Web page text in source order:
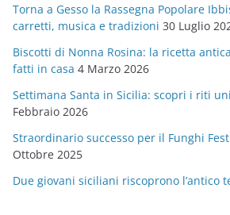
o
r
i
e
Torna a Gesso la Rassegna Popolare
carretti, musica e tradizioni 30 Luglio
Biscotti di Nonna Rosina: la ricetta
fatti in casa 4 Marzo 2026
Settimana Santa in Sicilia: scopri i riti
Febbraio 2026
Straordinario successo per il Funghi
Ottobre 2025
Due giovani siciliani riscoprono l’antico